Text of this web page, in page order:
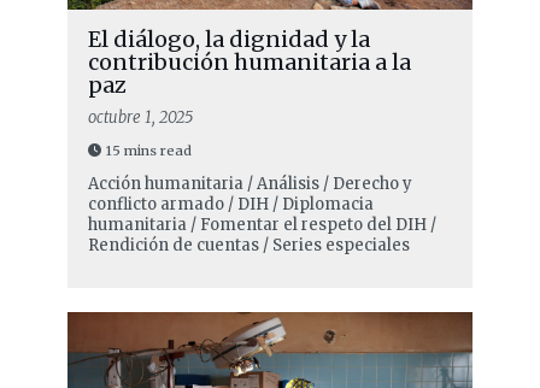
El diálogo, la dignidad y la
contribución humanitaria a la
paz
octubre 1, 2025
15 mins read
Acción humanitaria / Análisis / Derecho y
conflicto armado / DIH / Diplomacia
humanitaria / Fomentar el respeto del DIH /
Rendición de cuentas / Series especiales